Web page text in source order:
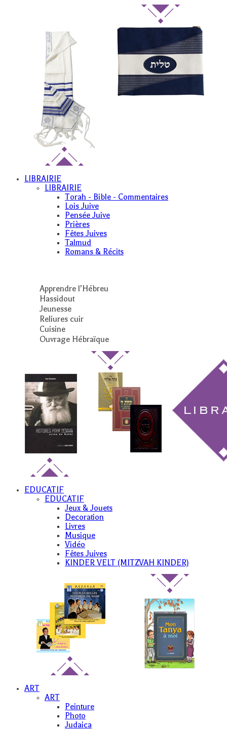
LIBRAIRIE
LIBRAIRIE
Torah - Bible - Commentaires
Lois Juive
Pensée Juive
Prières
Fêtes Juives
Talmud
Romans & Récits
Apprendre l’Hébreu
Hassidout
Jeunesse
Reliures cuir
Cuisine
Ouvrage Hébraïque
EDUCATIF
EDUCATIF
Jeux & Jouets
Decoration
Livres
Musique
Vidéo
Fêtes Juives
KINDER VELT (MITZVAH KINDER)
ART
ART
Peinture
Photo
Judaica